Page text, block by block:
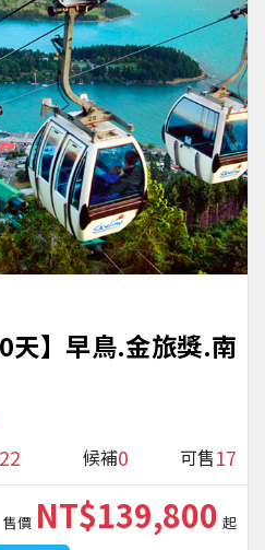
天】早鳥.金旅獎.南
22 候補0 可售17
售價 NT$139,800 起